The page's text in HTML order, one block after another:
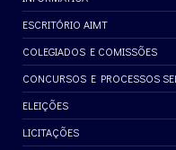
ESCRITÓRIO AIMT
COLEGIADOS E COMISSÕES
CONCURSOS E PROCESSOS
ELEIÇÕES
LICITAÇÕES